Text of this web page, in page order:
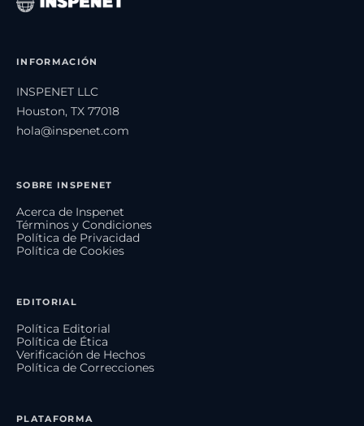
INFORMACIÓN
INSPENET LLC
Houston, TX 77018
hola@inspenet.com
SOBRE INSPENET
Acerca de Inspenet
Términos y Condiciones
Política de Privacidad
Política de Cookies
EDITORIAL
Política Editorial
Política de Ética
Verificación de Hechos
Política de Correcciones
PLATAFORMA